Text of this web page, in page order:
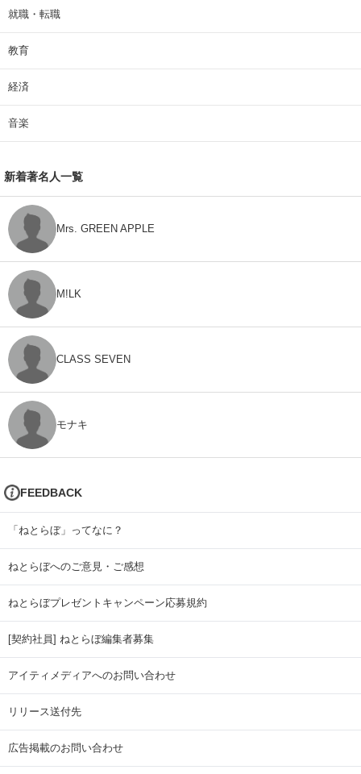
就職・転職
教育
経済
音楽
新着著名人一覧
Mrs. GREEN APPLE
M!LK
CLASS SEVEN
モナキ
FEEDBACK
「ねとらぼ」ってなに？
ねとらぼへのご意見・ご感想
ねとらぼプレゼントキャンペーン応募規約
[契約社員] ねとらぼ編集者募集
アイティメディアへのお問い合わせ
リリース送付先
広告掲載のお問い合わせ